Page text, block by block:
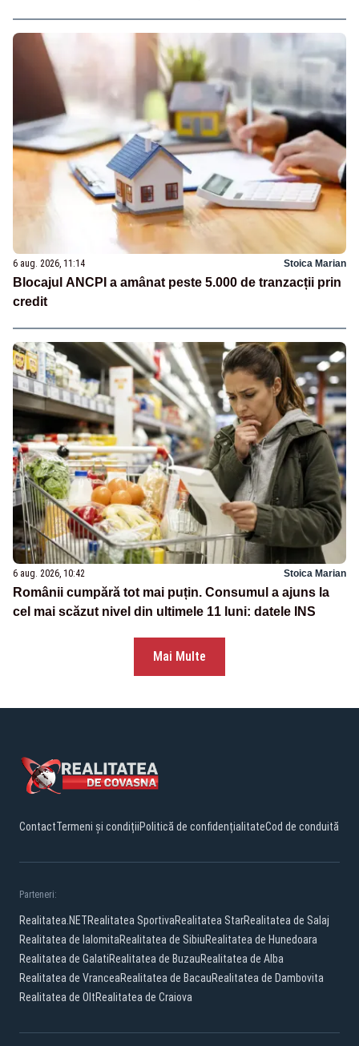
6 aug. 2026, 11:14 Stoica Marian
Blocajul ANCPI a amânat peste 5.000 de tranzacții prin
credit
6 aug. 2026, 10:42 Stoica Marian
Românii cumpără tot mai puțin. Consumul a ajuns la
cel mai scăzut nivel din ultimele 11 luni: datele INS
Mai Multe
ContactTermeni și condițiiPolitică de confidențialitateCod de conduită
Parteneri:
Realitatea.NETRealitatea SportivaRealitatea StarRealitatea de Salaj
Realitatea de IalomitaRealitatea de SibiuRealitatea de Hunedoara
Realitatea de GalatiRealitatea de BuzauRealitatea de Alba
Realitatea de VranceaRealitatea de BacauRealitatea de Dambovita
Realitatea de OltRealitatea de Craiova